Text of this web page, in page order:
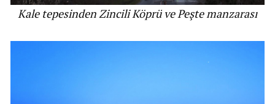
Kale tepesinden Zincili Köprü ve Peşte manzarası